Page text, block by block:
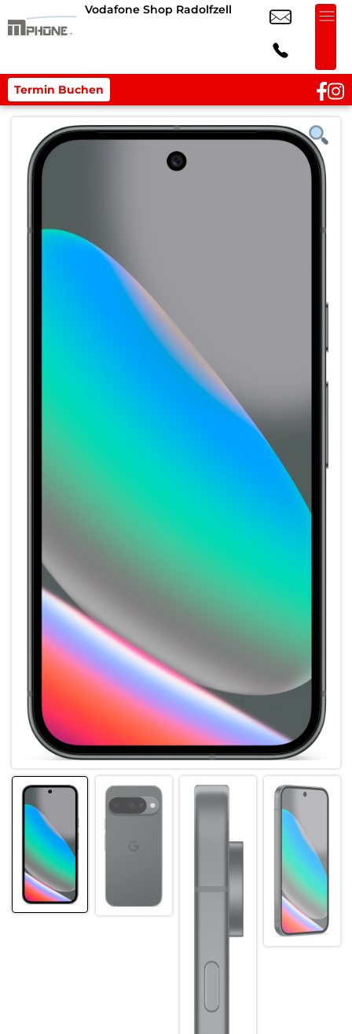
Vodafone Shop Radolfzell
Termin Buchen